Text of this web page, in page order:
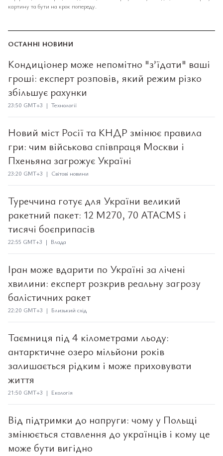
картину та бути на крок попереду.
ОСТАННІ НОВИНИ
Кондиціонер може непомітно "з’їдати" ваші
гроші: експерт розповів, який режим різко
збільшує рахунки
23:50 GMT+3 | Технології
Новий міст Росії та КНДР змінює правила
гри: чим військова співпраця Москви і
Пхеньяна загрожує Україні
23:20 GMT+3 | Світові новини
Туреччина готує для України великий
ракетний пакет: 12 M270, 70 ATACMS і
тисячі боєприпасів
22:55 GMT+3 | Влада
Іран може вдарити по Україні за лічені
хвилини: експерт розкрив реальну загрозу
балістичних ракет
22:20 GMT+3 | Близький схід
Таємниця під 4 кілометрами льоду:
антарктичне озеро мільйони років
залишається рідким і може приховувати
життя
21:50 GMT+3 | Екологія
Від підтримки до напруги: чому у Польщі
змінюється ставлення до українців і кому це
може бути вигідно